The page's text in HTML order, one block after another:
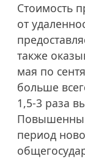
Стоимость
от
также
мая по
больше
1,5-3 раза
период